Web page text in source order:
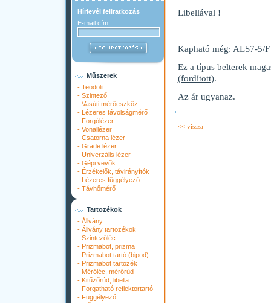
Hírlevél feliratkozás
E-mail cím
Műszerek
- Teodolit
- Szintező
- Vasúti mérőeszköz
- Lézeres távolságmérő
- Forgólézer
- Vonallézer
- Csatorna lézer
- Grade lézer
- Univerzális lézer
- Gépi vevők
- Érzékelők, távirányítók
- Lézeres függélyező
- Távhőmérő
Tartozékok
- Állvány
- Állvány tartozékok
- Szintezőléc
- Prizmabot, prizma
- Prizmabot tartó (bipod)
- Prizmabot tartozék
- Mérőléc, mérőrúd
- Kitűzőrúd, libella
- Forgatható reflektortartó
- Függélyező
Libellával !
Kapható még: ALS7-5/F
Ez a típus belterek
(fordított).
Az ár ugyanaz.
<< vissza